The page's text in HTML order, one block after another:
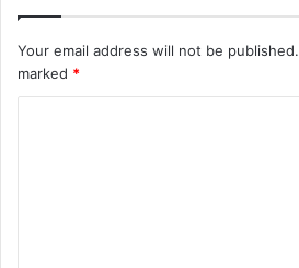
Your email address will not be published.
marked *